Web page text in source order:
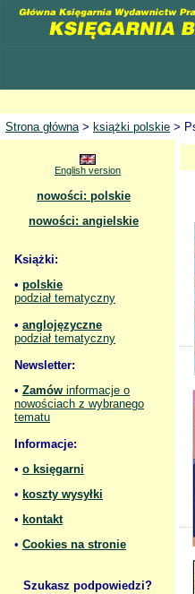
Strona główna> książki polskie >
English version
nowości: polskie
nowości: angielskie
Książki:
• polskie
podział tematyczny
• anglojęzyczne
podział tematyczny
Newsletter:
• Zamów informacje o
nowościach z wybranego
tematu
Informacje:
• o księgarni
• koszty wysyłki
• kontakt
• Cookies na stronie
Szukasz podpowiedzi?